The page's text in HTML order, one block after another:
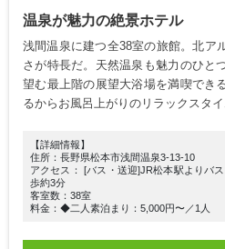
温泉が魅力の絶景ホテル
浅間温泉に建つ全38室の旅館。北ア
さが特長だ。天然温泉も魅力のひと
望む最上階の展望大浴場を満喫でき
るからお風呂上がりのリラックスタイ
【詳細情報】
住所：長野県松本市浅間温泉3-13-10
アクセス： [バス・送迎]JR松本駅よりバ
歩約3分
客室数：38室
料金：◆二人素泊まり：5,000円〜／1人